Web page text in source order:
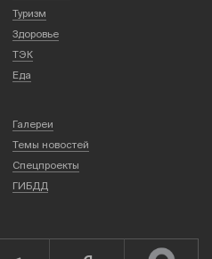
Туризм
Здоровье
ТЭК
Еда
Галереи
Темы новостей
Спецпроекты
ГИБДД